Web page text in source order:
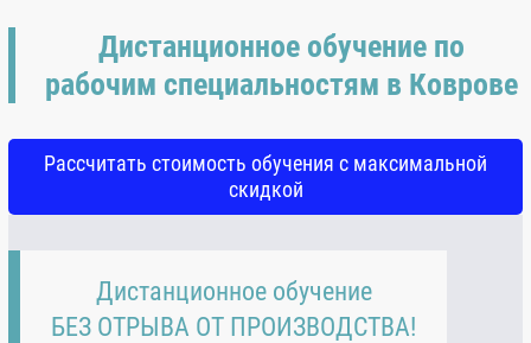
Дистанционное обучение по
рабочим специальностям в Коврове
Рассчитать стоимость обучения с максимальной
скидкой
Дистанционное обучение
БЕЗ ОТРЫВА ОТ ПРОИЗВОДСТВА!